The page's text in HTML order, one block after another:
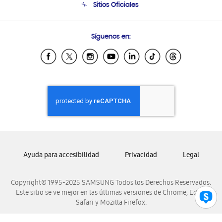
Soporte vía eMail
Sitios Oficiales
Samsung Ecuador
Samsung El Salvador
Samsung Honduras
Samsung Nicaragua
Samsung Panamá
Samsung Venezuela
Síguenos en:
Copyright© 1995-2025 SAMSUNG Todos los Derechos Reservados.
Este sitio se ve mejor en las últimas versiones de Chrome, Edge,
Safari y Mozilla Firefox.
Ayuda para accesibilidad Privacidad Legal